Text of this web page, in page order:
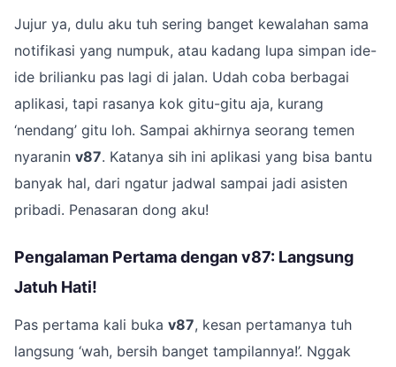
Jujur ya, dulu aku tuh sering banget kewalahan sama
notifikasi yang numpuk, atau kadang lupa simpan ide-
ide brilianku pas lagi di jalan. Udah coba berbagai
aplikasi, tapi rasanya kok gitu-gitu aja, kurang
‘nendang’ gitu loh. Sampai akhirnya seorang temen
nyaranin v87. Katanya sih ini aplikasi yang bisa bantu
banyak hal, dari ngatur jadwal sampai jadi asisten
pribadi. Penasaran dong aku!
Pengalaman Pertama dengan v87: Langsung
Jatuh Hati!
Pas pertama kali buka v87, kesan pertamanya tuh
langsung ‘wah, bersih banget tampilannya!’. Nggak